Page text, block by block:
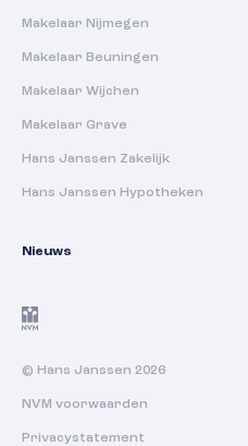
Makelaar Nijmegen
Makelaar Beuningen
Makelaar Wijchen
Makelaar Grave
Hans Janssen Zakelijk
Hans Janssen Hypotheken
Nieuws
© Hans Janssen 2026
NVM voorwaarden
Privacystatement